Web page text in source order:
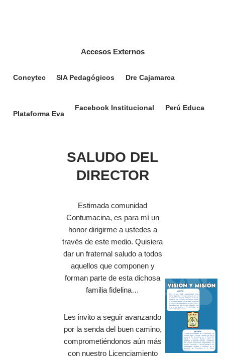
Accesos Externos
Concytec SIA Pedagógicos Dre Cajamarca
Plataforma Eva
Facebook Institucional Perú Educa
SALUDO DEL
DIRECTOR
Estimada comunidad
Contumacina, es para mí un
honor dirigirme a ustedes a
través de este medio. Quisiera
dar un fraternal saludo a todos
aquellos que componen y
forman parte de esta dichosa
familia fidelina…
Les invito a seguir avanzando
por la senda del buen camino,
comprometiéndonos aún más
con nuestro Licenciamiento